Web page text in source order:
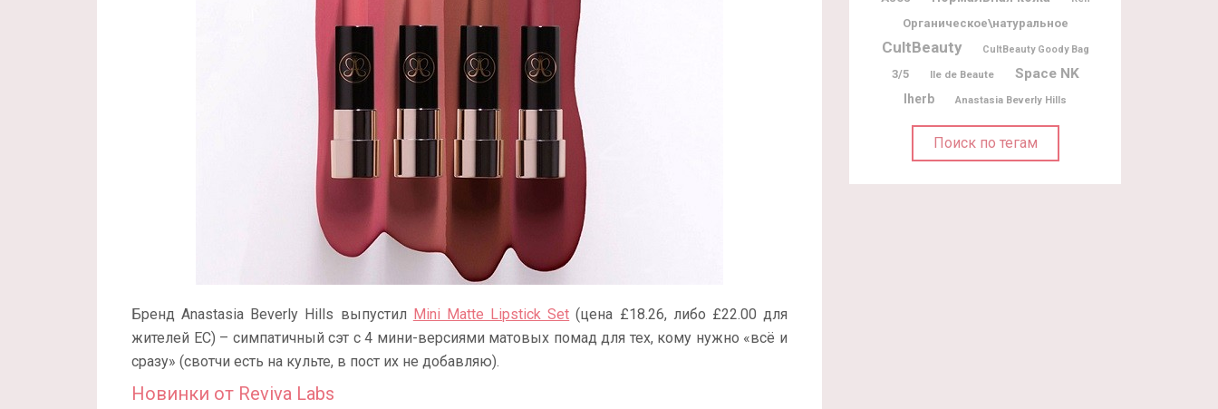
Бренд Anastasia Beverly Hills выпустил Mini Matte Lipstick Set (цена £18.26, либо £22.00 для
жителей ЕС) – симпатичный сэт с 4 мини-версиями матовых помад для тех, кому нужно «всё и
сразу» (свотчи есть на культе, в пост их не добавляю).
Новинки от Reviva Labs
Органическое\натуральное
CultBeauty CultBeauty Goody Bag
3/5 Ile de Beaute Space NK
Iherb Anastasia Beverly Hills
Поиск по тегам